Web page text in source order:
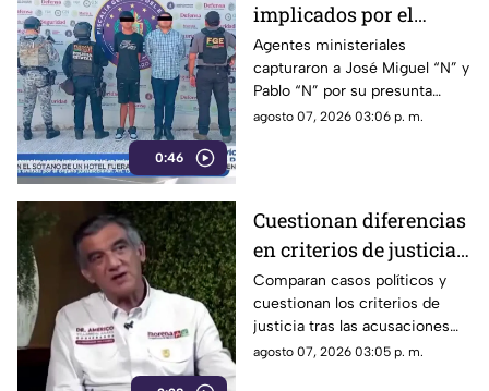
0:46
implicados por el
homicidio de Violeta en
su estética en Acapulco
Agentes ministeriales
capturaron a José Miguel “N” y
Pablo “N” por su presunta
responsabilidad en el
agosto 07, 2026 03:06 p. m.
Cuestionan diferencias
en criterios de justicia
por casos políticos en
Guerrero y Sinaloa
Comparan casos políticos y
cuestionan los criterios de
justicia tras las acusaciones
contra exfuncionarios de
agosto 07, 2026 03:05 p. m.